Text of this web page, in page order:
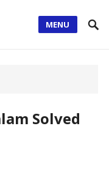
MENU
Solved